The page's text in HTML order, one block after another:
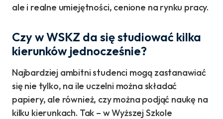
ale i realne umiejętności, cenione na rynku pracy.
Czy w WSKZ da się studiować kilka
kierunków jednocześnie?
Najbardziej ambitni studenci mogą zastanawiać
się nie tylko, na ile uczelni można składać
papiery, ale również, czy można podjąć naukę na
kilku kierunkach. Tak – w Wyższej Szkole